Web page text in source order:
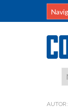
AUTOR: